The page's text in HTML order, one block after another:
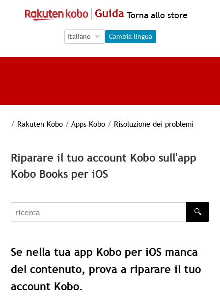
Guida Torna allo store
Language Selection
Language Selection
Cambia lingua
/ Rakuten Kobo / Apps Kobo / Risoluzione dei problemi
Riparare il tuo account Kobo sull'app
Kobo Books per iOS
recherche
🔍
Se nella tua app Kobo per iOS manca
del contenuto, prova a riparare il tuo
account Kobo.